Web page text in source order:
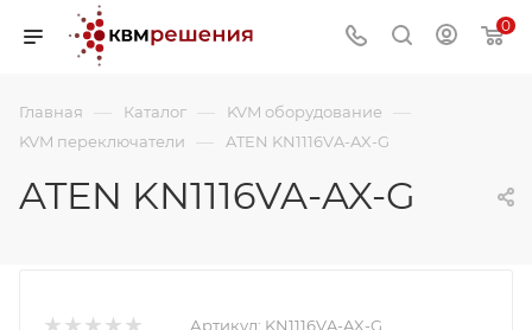
0
Главная — Каталог — KVM оборудование —
KVM переключатели — ATEN KN1116VA-AX-G
ATEN KN1116VA-AX-G
Артикул: KN1116VA-AX-G